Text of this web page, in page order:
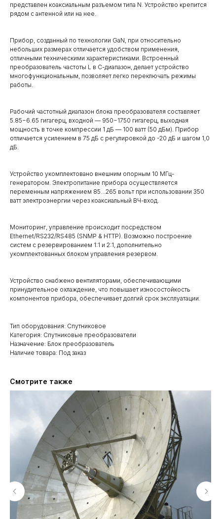
представлен коаксиальным разъемом типа N. Устройство крепится
рядом с антенной или на нее.
Прибор, созданный по технологии GaN, при относительно
небольших размерах отличается удобством применения,
отличными техническими характеристиками. Встроенный
преобразователь частоты L в С-диапазон, делает устройство
многофункциональным, позволяет легко переключать режимы
работы.
Рабочий частотный диапазон блока преобразователя составляет
5.85−6.65 гигагерц, входной — 950−1750 гигагерц, выходная
мощность в точке компрессии 1 дБ — 100 ватт (50 дБм). Прибор
отличается усилением в 75 дБ с регулировкой до -20 дБ и шагом 1,0
дБ.
Устройство укомплектовано внешним опорным 10 МГц-
генератором. Электропитание прибора осуществляется
переменным напряжением 85…265 вольт при использовании 350
ватт электроэнергии через коаксиальный ВЧ-вход.
Мониторинг, управление происходит посредством
Ethernet/RS232/RS485 (SNMP & HTTP). Возможно построение
систем с резервированием 1:1 и 2:1, дополнительно
укомплектованных блоком управления резервом.
Устройство снабжено вентиляторами, обеспечивающими
принудительное охлаждение, что повышает износостойкость
компонентов прибора, обеспечивает долгий срок эксплуатации.
Тип оборудования: Спутниковое
Категория: Спутниковые преобразователи
Назначение: Блок преобразователь
Наличие товара: Под заказ
Смотрите также